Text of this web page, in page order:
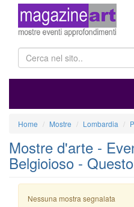
Home Mostre Lombardia
Mostre d'arte -
Belgioioso -
Nessuna mostra segnalata